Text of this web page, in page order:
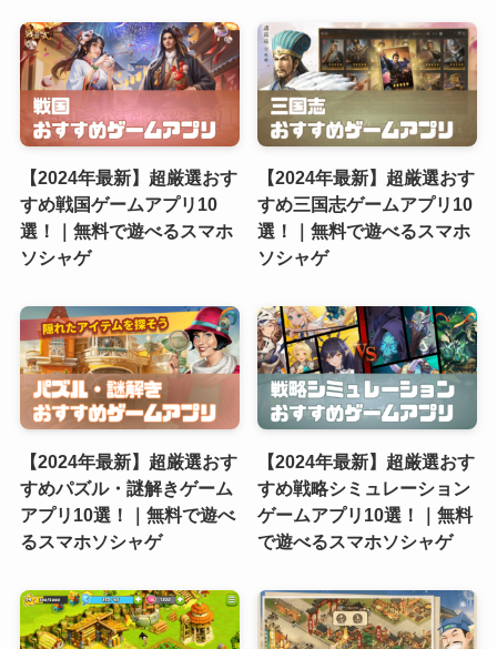
【2024年最新】超厳選おす
すめ戦国ゲームアプリ10
選！｜無料で遊べるスマホ
ソシャゲ
【2024年最新】超厳選おす
すめ三国志ゲームアプリ10
選！｜無料で遊べるスマホ
ソシャゲ
【2024年最新】超厳選おす
すめパズル・謎解きゲーム
アプリ10選！｜無料で遊べ
るスマホソシャゲ
【2024年最新】超厳選おす
すめ戦略シミュレーション
ゲームアプリ10選！｜無料
で遊べるスマホソシャゲ